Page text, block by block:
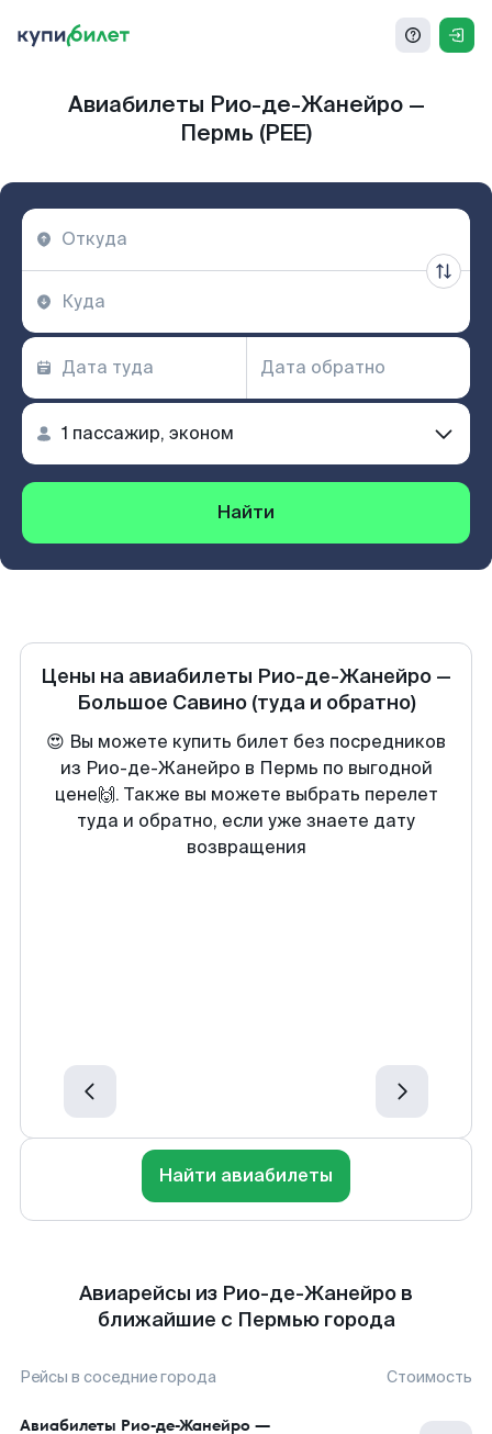
Авиабилеты Рио-де-Жанейро —
Пермь (PEE)
Найти
Цены на авиабилеты Рио-де-Жанейро —
Большое Савино (туда и обратно)
😍 Вы можете купить билет без посредников
из Рио-де-Жанейро в Пермь по выгодной
цене🙌. Также вы можете выбрать перелет
туда и обратно, если уже знаете дату
возвращения
Найти авиабилеты
Авиарейсы из Рио-де-Жанейро в
ближайшие с Пермью города
Рейсы в соседние города Стоимость
Авиабилеты Рио-де-Жанейро —